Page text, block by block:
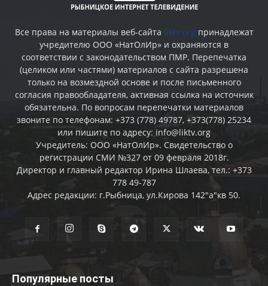
Все права на материалы веб-сайта liktv.org принадлежат
учредителю ООО «НатОлИр» и охраняются в
соответствии с законодательством ПМР. Перепечатка
(целиком или частями) материалов c сайта разрешена
только на возмездной основе и после письменного
согласия правообладателя, активная ссылка на источник
обязательна. По вопросам перепечатки материалов
звоните по телефонам: +373 (778) 49787, +373(778) 25234
или пишите по адресу: info@liktv.org
Учредитель: ООО «НатОлИр». Свидетельство о
регистрации СМИ №327 от 09 февраля 2018г.
Директор и главный редактор Ирина Шлаева, тел.: +373
778 49-787
Адрес редакции: г.Рыбница, ул.Кирова 142"а"кв 50.
Популярные посты